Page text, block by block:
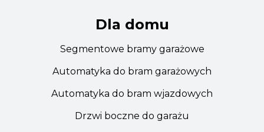
Dla domu
Segmentowe bramy garażowe
Automatyka do bram garażowych
Automatyka do bram wjazdowych
Drzwi boczne do garażu